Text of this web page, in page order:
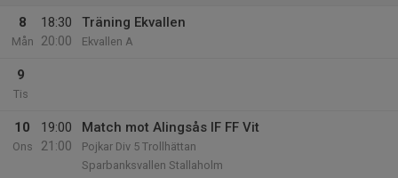
8
Mån
18:30
20:00
Träning Ekvallen
Ekvallen A
9
Tis
10
Ons
19:00
21:00
Match mot Alingsås IF FF Vit
Pojkar Div 5 Trollhättan
Sparbanksvallen Stallaholm